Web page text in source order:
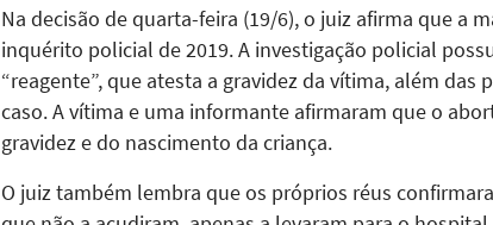
Na decisão de quarta-feira (19/6), o juiz afirma que a
inquérito policial de 2019. A investigação policial
“reagente”, que atesta a gravidez da vítima, além
caso. A vítima e uma informante afirmaram que o
gravidez e do nascimento da criança.
O juiz também lembra que os próprios réus